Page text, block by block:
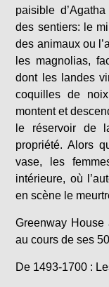
paisible
des sentiers: le
des animaux ou
les magnolias,
dont les landes
coquilles de
montent et
le réservoir de
propriété. Alors
vase, les
intérieure, où
en scène le
Greenway
au cours de ses
De 1493-1700 :